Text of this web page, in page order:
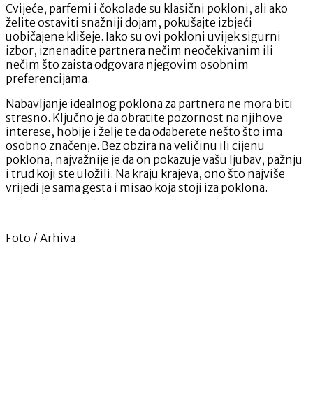
Cvijeće, parfemi i čokolade su klasični pokloni, ali ako
želite ostaviti snažniji dojam, pokušajte izbjeći
uobičajene klišeje. Iako su ovi pokloni uvijek sigurni
izbor, iznenadite partnera nečim neočekivanim ili
nečim što zaista odgovara njegovim osobnim
preferencijama.
Nabavljanje idealnog poklona za partnera ne mora biti
stresno. Ključno je da obratite pozornost na njihove
interese, hobije i želje te da odaberete nešto što ima
osobno značenje. Bez obzira na veličinu ili cijenu
poklona, najvažnije je da on pokazuje vašu ljubav, pažnju
i trud koji ste uložili. Na kraju krajeva, ono što najviše
vrijedi je sama gesta i misao koja stoji iza poklona.
Foto / Arhiva